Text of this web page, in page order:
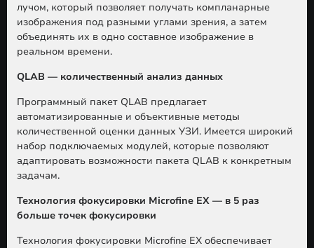
лучом, который позволяет получать компланарные
изображения под разными углами зрения, а затем
объединять их в одно составное изображение в
реальном времени.
QLAB — количественный анализ данных
Программный пакет QLAB предлагает
автоматизированные и объективные методы
количественной оценки данных УЗИ. Имеется широкий
набор подключаемых модулей, которые позволяют
адаптировать возможности пакета QLAB к конкретным
задачам.
Технология фокусировки Microfine EX — в 5 раз
больше точек фокусировки
Технология фокусировки Microfine EX обеспечивает